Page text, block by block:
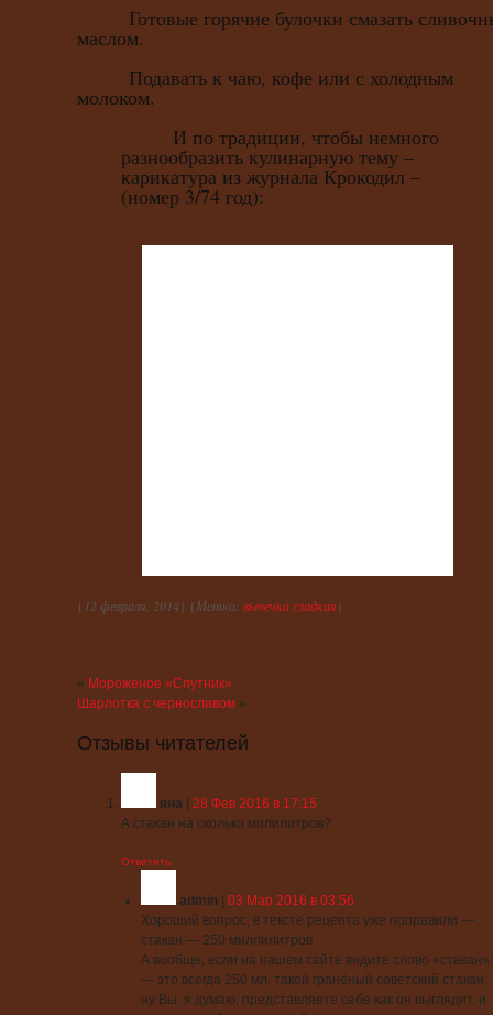
Готовые горячие булочки смазать
маслом.
Подавать к чаю, кофе или с холодным
молоком.
И по традиции, чтобы немного
разнообразить кулинарную тему –
карикатура из журнала Крокодил –
(номер 3/74 год):
{ 12 февраля, 2014} {Метки: выпечка сладкая}
« Мороженое «Спутник»
Шарлотка с черносливом »
Отзывы читателей
яна
28 Фев 2016 в 17:15
А стакан на сколько милилитров?
Ответить
admin
03 Мар 2016 в 03:56
Хороший вопрос, в тексте рецепта уже поправили —
стакан — 250 миллилитров
А вообще, если на нашем сайте видите слово «стакан»
— это всегда 250 мл, такой гранёный советский стакан,
ну Вы, я думаю, представляете себе как он выглядит, и